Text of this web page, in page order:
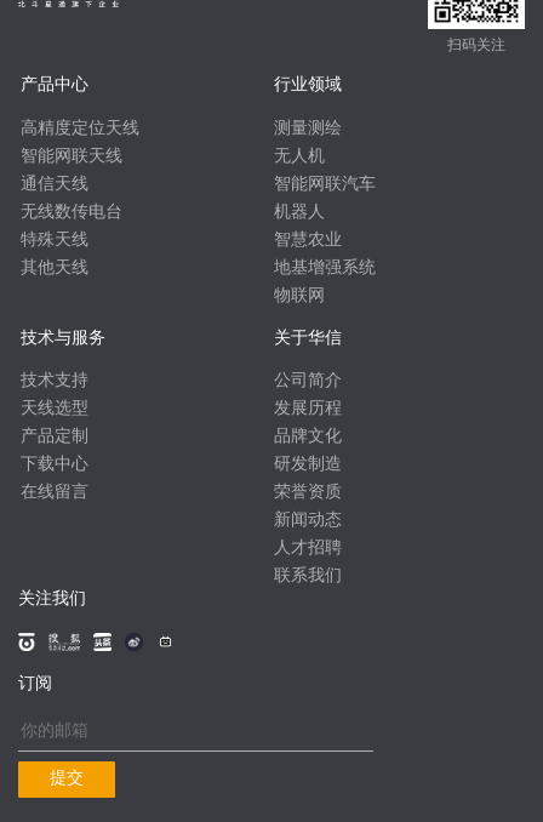
扫码关注
产品中心
高精度定位天线
智能网联天线
通信天线
无线数传电台
特殊天线
其他天线
行业领域
测量测绘
无人机
智能网联汽车
机器人
智慧农业
地基增强系统
物联网
技术与服务
技术支持
天线选型
产品定制
下载中心
在线留言
关于华信
公司简介
发展历程
品牌文化
研发制造
荣誉资质
新闻动态
人才招聘
联系我们
关注我们
订阅
提交